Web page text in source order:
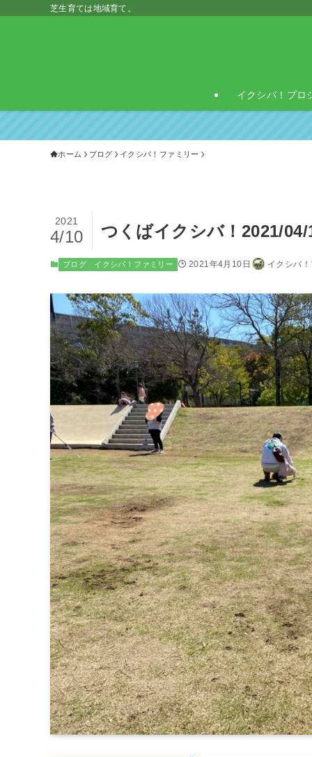
芝生育ては地域育て。
イクシバ！プロ
ホーム ブログ イクシバ！ファミリー
つくばイクシバ！2021/04/
2021
4/10
ブログ イクシバ！ファミリー 2021年4月10日 イクシバ